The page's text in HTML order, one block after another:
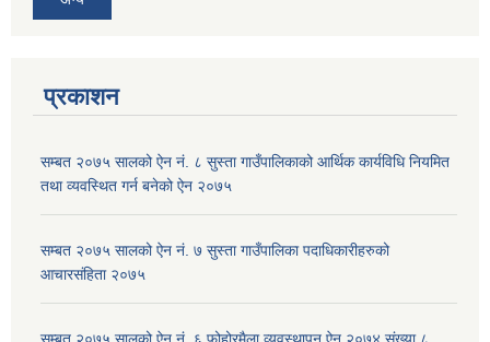
प्रकाशन
सम्बत २०७५ सालको ऐन नं. ८ सुस्ता गाउँपालिकाको आर्थिक कार्यविधि नियमित
तथा व्यवस्थित गर्न बनेको ऐन २०७५
सम्बत २०७५ सालको ऐन नं. ७ सुस्ता गाउँपालिका पदाधिकारीहरुको
आचारसंहिता २०७५
सम्बत २०७५ सालको ऐन नं. ६ फोहोरमैला व्यवस्थापन ऐन २०७४ संख्या ८